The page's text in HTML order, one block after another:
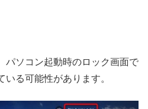
パソコン起動時のロック画面で
る可能性があります。